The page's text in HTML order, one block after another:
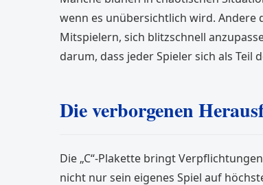
wenn es unübersichtlich wird.
Mitspielern, sich blitzschnell
darum, dass jeder Spieler sich als Teil
Die verborgenen
Die „C“-Plakette bringt
nicht nur sein eigenes Spiel auf